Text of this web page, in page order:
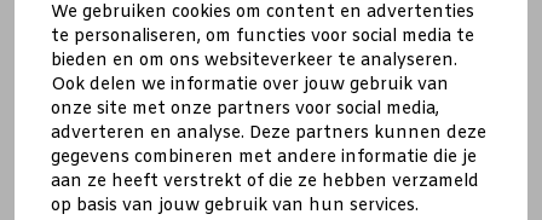
We gebruiken cookies om content en advertenties
te personaliseren, om functies voor social media te
bieden en om ons websiteverkeer te analyseren.
Ook delen we informatie over jouw gebruik van
onze site met onze partners voor social media,
adverteren en analyse. Deze partners kunnen deze
gegevens combineren met andere informatie die je
aan ze heeft verstrekt of die ze hebben verzameld
op basis van jouw gebruik van hun services.